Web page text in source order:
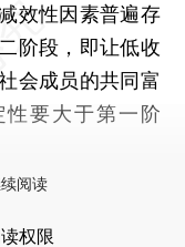
效性因素普遍存
阶段，即让低收
会成员的共同富
性要大于第一阶
阅读
权限